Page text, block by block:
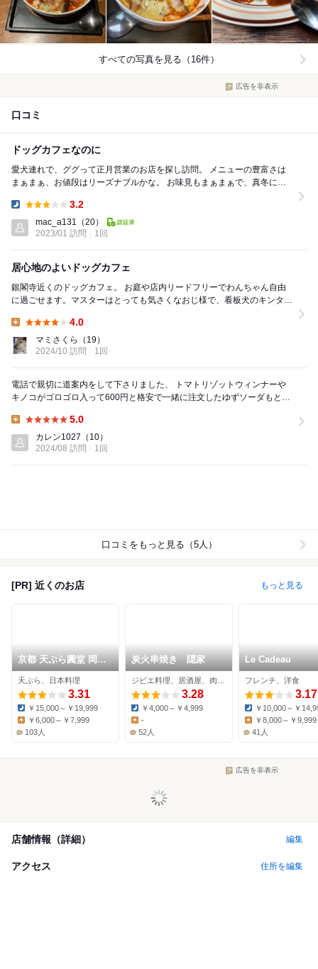
すべての写真を見る（16件）
広告を非表示
口コミ
ドッグカフェなのに
愛犬連れで、ググって正月営業のお店を探し訪問。 メニューの豊富さは
まぁまぁ、お値段はリーズナブルかな。 お味見もまぁまぁで、真冬にペ
3.2
mac_a131 （20）
2023/01 訪問
1回
居心地のよいドッグカフェ
銀閣寺近くのドッグカフェ。 お庭や店内リードフリーでわんちゃん自由
に過ごせます。マスターはとっても気さくなおじ様で、看板犬のキンタく
4.0
マミさくら
（19）
2024/10 訪問
1回
電話で親切に道案内をして下さりました、 トマトリゾットウィンナーや
キノコがゴロゴロ入って600円と格安で一緒に注文したゆずソーダもとて
5.0
カレン1027 （10）
2024/08 訪問
1回
口コミをもっと見る（5人）
[PR] 近くのお店 もっと見る
京都 天ぷら圓堂 岡ざ
き邸
天ぷら、日本料理
3.31
Dinner:
￥15,000～￥19,999
￥6,000～￥7,999
103人
炭火串焼き 隠家
3.28
Dinner:
￥4,000～￥4,999
Lunch:
-
52人
Le Cadeau
フレンチ、洋食
3.17
Dinner:
￥10,000～￥
Lunch:
￥8,000～￥9,999
41人
広告を非表示
店舗情報（詳細） 編集
アクセス 住所を編集